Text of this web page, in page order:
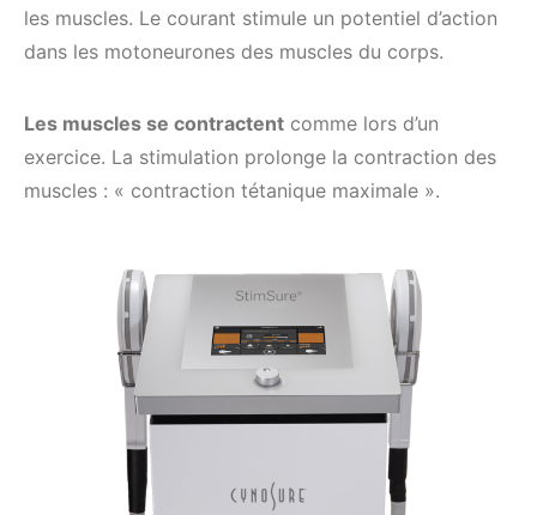
les muscles. Le courant stimule un potentiel d’action
dans les motoneurones des muscles du corps.
Les muscles se contractent comme lors d’un
exercice. La stimulation prolonge la contraction des
muscles : « contraction tétanique maximale ».